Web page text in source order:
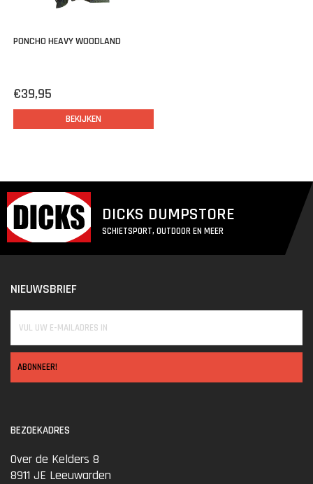
PONCHO HEAVY WOODLAND
€39,95
BEKIJKEN
DICKS DUMPSTORE
SCHIETSPORT, OUTDOOR EN MEER
NIEUWSBRIEF
ABONNEER!
BEZOEKADRES
Over de Kelders 8
8911 JE Leeuwarden